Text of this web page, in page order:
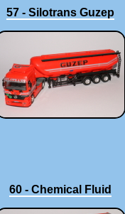
57 - Silotrans Guzep
60 - Chemical Fluid